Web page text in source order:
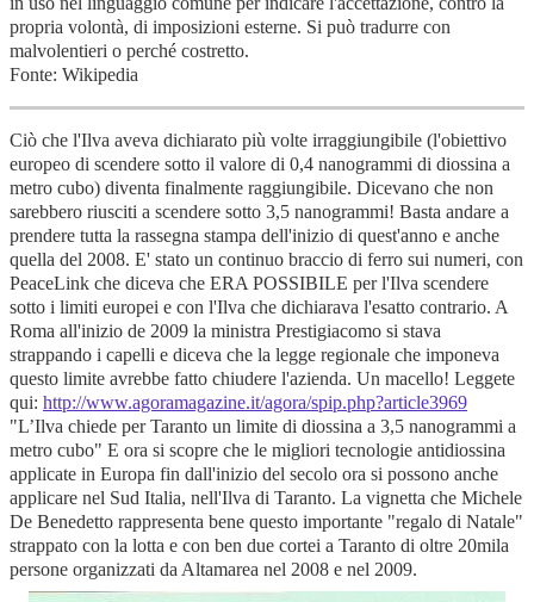
propria volontà, di imposizioni esterne. Si può tradurre con
malvolentieri o perché costretto.
Fonte: Wikipedia
Ciò che l'Ilva aveva dichiarato più volte irraggiungibile (l'obiettivo
europeo di scendere sotto il valore di 0,4 nanogrammi di diossina a
metro cubo) diventa finalmente raggiungibile. Dicevano che non
sarebbero riusciti a scendere sotto 3,5 nanogrammi! Basta andare a
prendere tutta la rassegna stampa dell'inizio di quest'anno e anche
quella del 2008. E' stato un continuo braccio di ferro sui numeri, con
PeaceLink che diceva che ERA POSSIBILE per l'Ilva scendere
sotto i limiti europei e con l'Ilva che dichiarava l'esatto contrario. A
Roma all'inizio de 2009 la ministra Prestigiacomo si stava
strappando i capelli e diceva che la legge regionale che imponeva
questo limite avrebbe fatto chiudere l'azienda. Un macello! Leggete
qui: http://www.agoramagazine.it/agora/spip.php?article3969
"L’Ilva chiede per Taranto un limite di diossina a 3,5 nanogrammi a
metro cubo" E ora si scopre che le migliori tecnologie antidiossina
applicate in Europa fin dall'inizio del secolo ora si possono anche
applicare nel Sud Italia, nell'Ilva di Taranto. La vignetta che Michele
De Benedetto rappresenta bene questo importante "regalo di Natale"
strappato con la lotta e con ben due cortei a Taranto di oltre 20mila
persone organizzati da Altamarea nel 2008 e nel 2009.